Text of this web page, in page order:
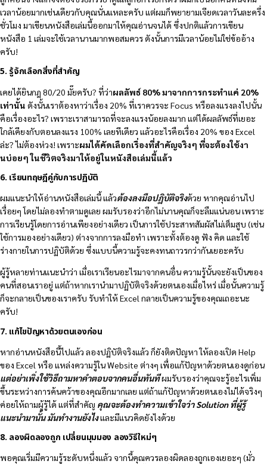
เวลาน้อยมากเช่นเดียวกับคุณนั่นแหละครับ แต่ผมก็พยายามเจียดเวลาวันละครึ่ง
ชั่วโมง มาเขียนหนังสือเล่มนี้ออกมาให้คุณอ่านจนได้ ซึ่งปกติแล้วการเขียน
หนังสือ 1 เล่มจะใช้เวลานานมากพอสมควร ดังนั้นการมีเวลาน้อยไม่ใช่ข้ออ้าง
ครับ!
5. รู้จักเลือกสิ่งที่สำคัญ
เคยได้ยินกฎ 80/20 มั๊ยครับ? ที่ว่าผลลัพธ์80% มาจากการกระทำแค่ 20%
เท่านั้น ดังนั้นเราต้องหาว่าเรื่อง 20% ที่เราควรจะ Focus หรือลงแรงลงไปนั้น
คือเรื่องอะไร? เพราะเราสามารถที่จะลงแรงน้อยลงมาก แต่ได้ผลลัพธ์ที่เยอะ
ใกล้เคียงกับตอนลงแรง 100% เลยทีเดียว แล้วอะไรคือเรื่อง 20% ของ Excel
ล่ะ? ไม่ต้องห่วง! เพราะผมได้คัดเลือกเรื่องที่สำคัญจริงๆ ที่จะต้องใช้งา
นบ่อยๆ ในชีวิตจริงมาให้อยู่ในหนังสือเล่มนี้แล้ว
6. เรียนทฤษฎีคู่กับการปฏิบัติ
ผมแนะนำให้อ่านหนังสือเล่มนี้ แล้วต้องลงมือปฏิบัติจริงด้วย หากคุณอ่านไป
เรื่อยๆ โดยไม่ลองทำตามดูเลย ผมรับรองว่าอีกไม่นานคุณก็จะลืมแน่นอน เพราะ
การเรียนรู้โดยการอ่านเพียงอย่างเดียว เป็นการใช้ประสาทสัมผัสไม่เต็มสูบ (เช่น
ใช้การมองอย่างเดียว) ต่างจากการลงมือทำ เพราะทั้งต้องดู ฟัง คิด และใช้
ร่างกายในการปฏิบัติด้วย ซึ่งแบบนี้ความรู้จะคงทนถาวรกว่ากันเยอะครับ
ผู้รู้หลายท่านแนะนำว่า เมื่อเราเรียนอะไรมาจากคนอื่น ความรู้นั้นจะยังเป็นของ
คนที่สอนเราอยู่ แต่ถ้าหากเรานำมาปฏิบัติจริงด้วยตนเองเมื่อไหร่ เมื่อนั้นความรู้
ก็จะกลายเป็นของเราครับ รับทำให้ Excel กลายเป็นความรู้ของคุณเถอะนะ
ครับ!
7. แก้ไขปัญหาด้วยตนเองก่อน
หากอ่านหนังสือนี้ไปแล้ว ลองปฏิบัติจริงแล้ว ก็ยังติดปัญหา ให้ลองเปิด Help
ของ Excel หรือ แหล่งความรู้ใน Website ต่างๆ เพื่อแก้ปัญหาด้วยตนเองดูก่อน
แต่อย่าเพิ่งใช้วิธีถามหาคำตอบจากคนอื่นทันทีผมรับรองว่าคุณจะรู้อะไรเพิ่ม
ขึ้นระหว่างการค้นคว้าของคุณอีกมากเลย แต่ถ้าแก้ปัญหาด้วยตนเองไม่ได้จริงๆ
ค่อยให้ถามผู้รู้ได้ แต่ที่สำคัญ คุณจะต้องทำความเข้าใจว่าSolution ที่ผู้รู้
แนะนำมานั้น มันทำงานยังไงและมีแนวคิดยังไงด้วย
8. ลองผิดลองถูก เปลี่ยนมุมมอง ลองวิธีใหม่ๆ
พอคุณเริ่มมีความรู้ระดับหนึ่งแล้ว จากนี้คุณควรลองผิดลองถูกเองเยอะๆ (มั่ว